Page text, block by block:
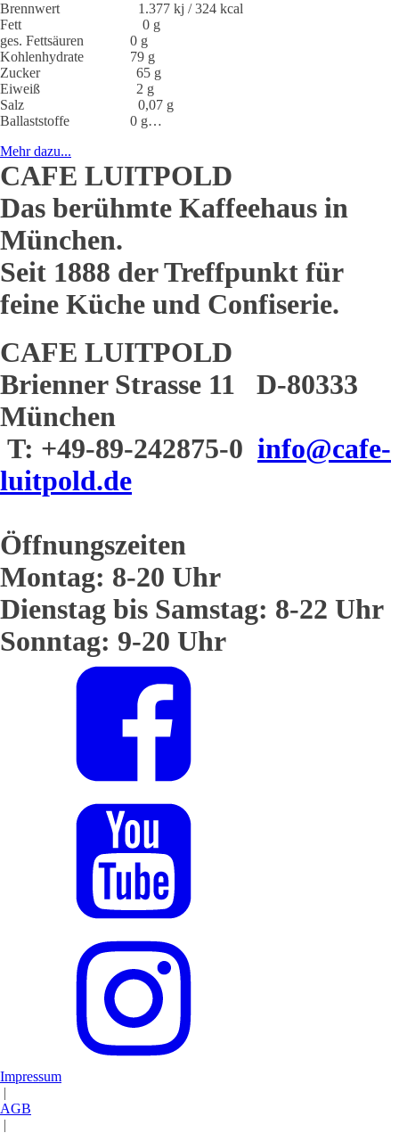
Brennwert 1.377 kj / 324 kcal
Fett 0 g
ges. Fettsäuren 0 g
Kohlenhydrate 79 g
Zucker 65 g
Eiweiß 2 g
Salz 0,07 g
Ballaststoffe 0 g…
Mehr dazu...
CAFE LUITPOLD
Das berühmte Kaffeehaus in
München.
Seit 1888 der Treffpunkt für
feine Küche und Confiserie.
CAFE LUITPOLD
Brienner Strasse 11 D-80333
München
T: +49-89-242875-0 info@cafe-
luitpold.de
Öffnungszeiten
Montag: 8-20 Uhr
Dienstag bis Samstag: 8-22 Uhr
Sonntag: 9-20 Uhr
Impressum
|
AGB
|